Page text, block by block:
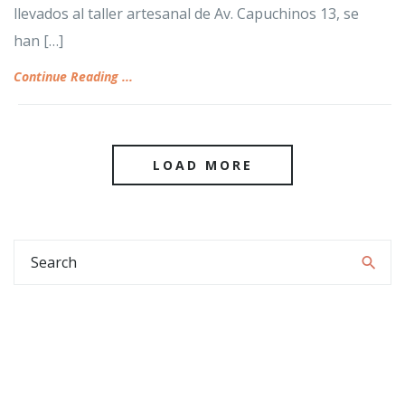
llevados al taller artesanal de Av. Capuchinos 13, se
han […]
Continue Reading ...
LOAD MORE